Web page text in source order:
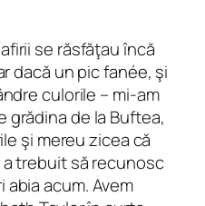
se răsfăţau încă
dacă un picfanée, şi
culorile – mi-am
de la Buftea,
şi mereu zicea că
trebuit să recunosc
acum. Avem